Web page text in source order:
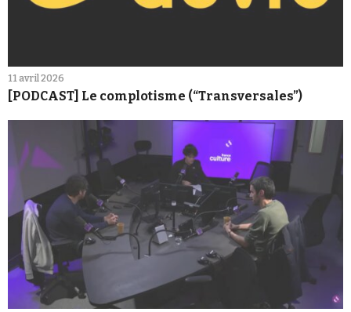
11 avril 2026
[PODCAST] Le complotisme (“Transversales”)